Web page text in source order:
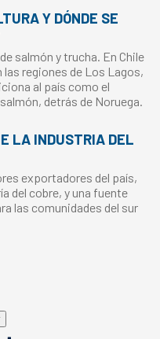
Y DÓNDE SE
salmón y trucha. En Chile
regiones de Los Lagos,
al país como el
detrás de Noruega.
LA INDUSTRIA DEL
exportadores del país,
del cobre, y una fuente
las comunidades del sur